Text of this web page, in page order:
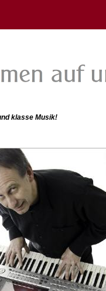
klasse Musik!